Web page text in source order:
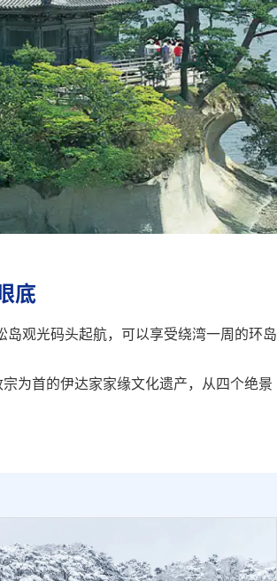
底
观光码头起航，可以享受绕湾一周的环岛
为首的伊达家家缘文化遗产，从四个绝景